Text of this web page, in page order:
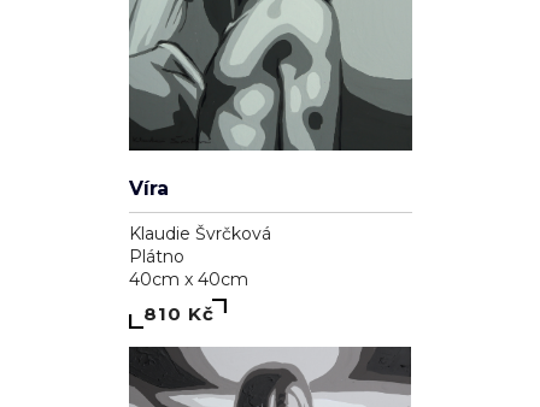
Víra
Klaudie Švrčková
Plátno
40cm x 40cm
810 Kč